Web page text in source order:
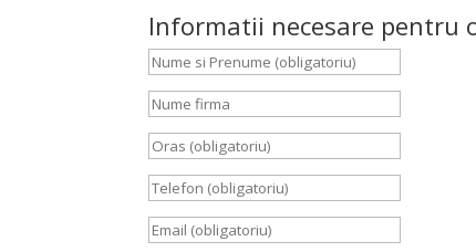
Informatii necesare pentru